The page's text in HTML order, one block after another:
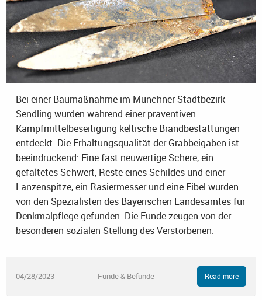
Bei einer Baumaßnahme im Münchner Stadtbezirk
Sendling wurden während einer präventiven
Kampfmittelbeseitigung keltische Brandbestattungen
entdeckt. Die Erhaltungsqualität der Grabbeigaben ist
beeindruckend: Eine fast neuwertige Schere, ein
gefaltetes Schwert, Reste eines Schildes und einer
Lanzenspitze, ein Rasiermesser und eine Fibel wurden
von den Spezialisten des Bayerischen Landesamtes für
Denkmalpflege gefunden. Die Funde zeugen von der
besonderen sozialen Stellung des Verstorbenen.
04/28/2023 Funde & Befunde Read more